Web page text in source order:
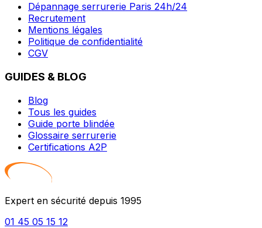
Dépannage serrurerie Paris 24h/24
Recrutement
Mentions légales
Politique de confidentialité
CGV
GUIDES & BLOG
Blog
Tous les guides
Guide porte blindée
Glossaire serrurerie
Certifications A2P
Expert en sécurité depuis 1995
01 45 05 15 12